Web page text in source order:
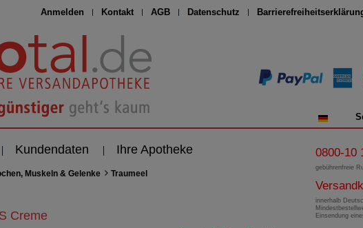
Anmelden Kontakt AGB Datenschutz
Kundendaten Ihre Apotheke
Muskeln & Gelenke Traumeel
Creme
0800-10
gebührenfreie
innerhalb
Einsendung